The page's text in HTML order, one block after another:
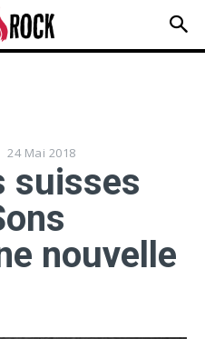
24 Mai 2018
suisses
nouvelle